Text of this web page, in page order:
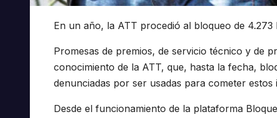
En un año, la ATT procedió al bloqueo de 4.273
Promesas de premios, de servicio técnico y de
conocimiento de la ATT, que, hasta la fecha,
denunciadas por ser usadas para cometer estos
Desde el funcionamiento de la plataforma